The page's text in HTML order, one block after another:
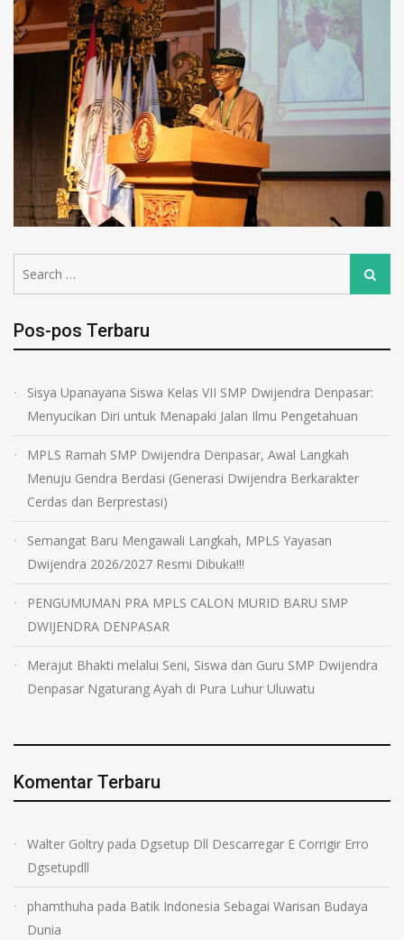
Pos-pos Terbaru
Sisya Upanayana Siswa Kelas VII SMP Dwijendra Denpasar:
Menyucikan Diri untuk Menapaki Jalan Ilmu Pengetahuan
MPLS Ramah SMP Dwijendra Denpasar, Awal Langkah
Menuju Gendra Berdasi (Generasi Dwijendra Berkarakter
Cerdas dan Berprestasi)
Semangat Baru Mengawali Langkah, MPLS Yayasan
Dwijendra 2026/2027 Resmi Dibuka!!!
PENGUMUMAN PRA MPLS CALON MURID BARU SMP
DWIJENDRA DENPASAR
Merajut Bhakti melalui Seni, Siswa dan Guru SMP Dwijendra
Denpasar Ngaturang Ayah di Pura Luhur Uluwatu
Komentar Terbaru
Walter Goltry pada Dgsetup Dll Descarregar E Corrigir Erro
Dgsetupdll
phamthuha pada Batik Indonesia Sebagai Warisan Budaya
Dunia